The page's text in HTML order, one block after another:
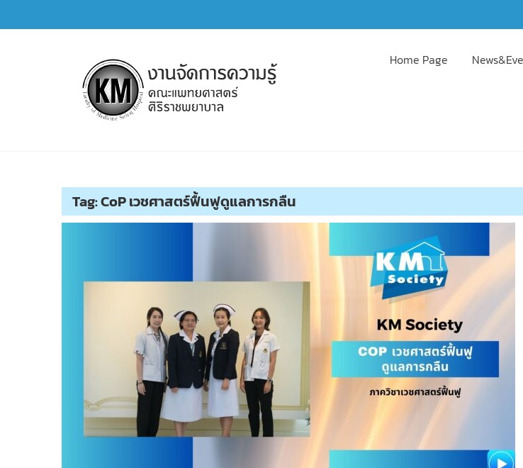
to
Home Page
Tag:CoP เวชศาสตร์ฟื้นฟูดูแลการกลืน